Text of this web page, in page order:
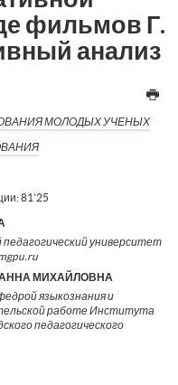
фильмов Г.
анализ
МОЛОДЫХ УЧЕНЫХ
81’25
педагогический университет
МИХАЙЛОВНА
языкознания и
работе Института
педагогического